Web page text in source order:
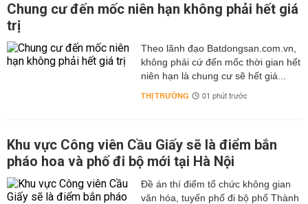
Chung cư đến mốc niên hạn không phải hết giá
trị
Theo lãnh đạo Batdongsan.com.vn,
không phải cứ đến mốc thời gian hết
niên hạn là chung cư sẽ hết giá...
THỊ TRƯỜNG 01 phút trước
Khu vực Công viên Cầu Giấy sẽ là điểm bắn
pháo hoa và phố đi bộ mới tại Hà Nội
Đề án thí điểm tổ chức không gian
văn hóa, tuyến phố đi bộ phố Thành